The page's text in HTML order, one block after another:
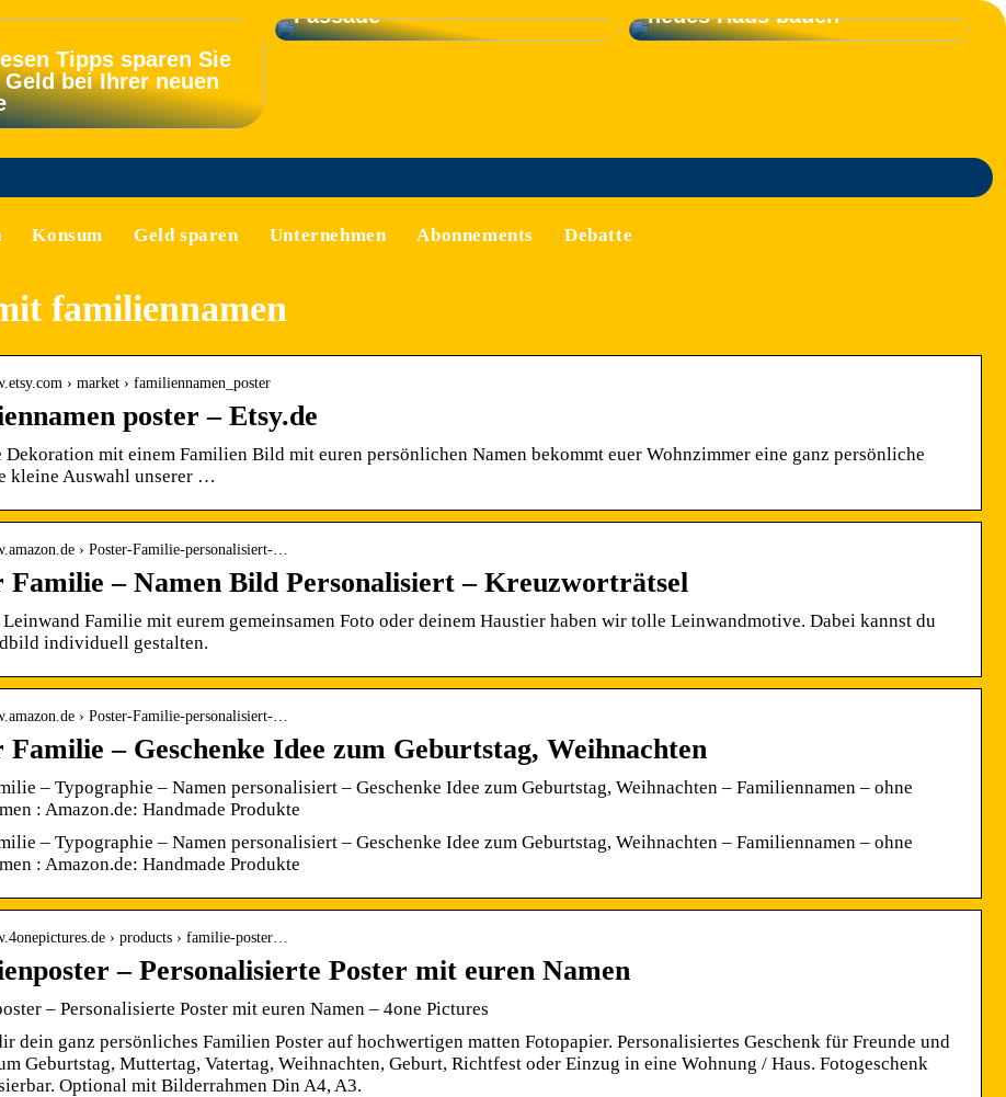
Tipps sparen Sie
bei Ihrer neuen
Fassade
neues Haus bauen
Konsum Geld sparen Unternehmen Abonnements Debatte
familiennamen
› market › familiennamen_poster
poster – Etsy.de
Dekoration mit einem Familien Bild mit euren persönlichen Namen bekommt euer Wohnzimmer eine ganz persönliche
kleine Auswahl unserer …
› Poster-Familie-personalisiert-…
Familie – Namen Bild Personalisiert – Kreuzworträtsel
Familie mit eurem gemeinsamen Foto oder deinem Haustier haben wir tolle Leinwandmotive. Dabei kannst du
individuell gestalten.
› Poster-Familie-personalisiert-…
Familie – Geschenke Idee zum Geburtstag, Weihnachten
– Typographie – Namen personalisiert – Geschenke Idee zum Geburtstag, Weihnachten – Familiennamen – ohne
: Amazon.de: Handmade Produkte
– Typographie – Namen personalisiert – Geschenke Idee zum Geburtstag, Weihnachten – Familiennamen – ohne
: Amazon.de: Handmade Produkte
› products › familie-poster…
– Personalisierte Poster mit euren Namen
– Personalisierte Poster mit euren Namen – 4one Pictures
dein ganz persönliches Familien Poster auf hochwertigen matten Fotopapier. Personalisiertes Geschenk für Freunde und
Geburtstag, Muttertag, Vatertag, Weihnachten, Geburt, Richtfest oder Einzug in eine Wohnung / Haus. Fotogeschenk
Optional mit Bilderrahmen Din A4, A3.